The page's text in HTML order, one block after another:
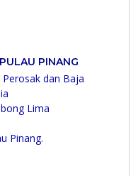
PINANG
dan Baja
Lima
Pinang.